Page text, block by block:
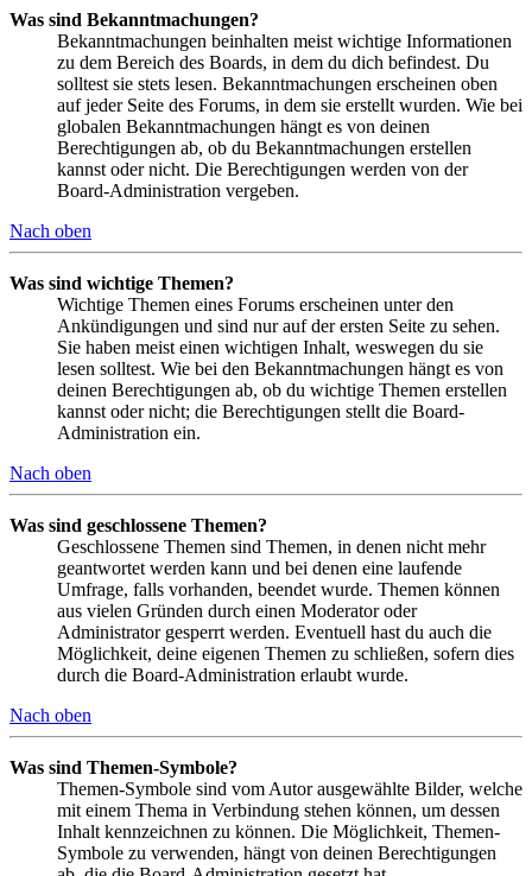
Was sind Bekanntmachungen?
Bekanntmachungen beinhalten meist wichtige Informationen
zu dem Bereich des Boards, in dem du dich befindest. Du
solltest sie stets lesen. Bekanntmachungen erscheinen oben
auf jeder Seite des Forums, in dem sie erstellt wurden. Wie bei
globalen Bekanntmachungen hängt es von deinen
Berechtigungen ab, ob du Bekanntmachungen erstellen
kannst oder nicht. Die Berechtigungen werden von der
Board-Administration vergeben.
Nach oben
Was sind wichtige Themen?
Wichtige Themen eines Forums erscheinen unter den
Ankündigungen und sind nur auf der ersten Seite zu sehen.
Sie haben meist einen wichtigen Inhalt, weswegen du sie
lesen solltest. Wie bei den Bekanntmachungen hängt es von
deinen Berechtigungen ab, ob du wichtige Themen erstellen
kannst oder nicht; die Berechtigungen stellt die Board-
Administration ein.
Nach oben
Was sind geschlossene Themen?
Geschlossene Themen sind Themen, in denen nicht mehr
geantwortet werden kann und bei denen eine laufende
Umfrage, falls vorhanden, beendet wurde. Themen können
aus vielen Gründen durch einen Moderator oder
Administrator gesperrt werden. Eventuell hast du auch die
Möglichkeit, deine eigenen Themen zu schließen, sofern dies
durch die Board-Administration erlaubt wurde.
Nach oben
Was sind Themen-Symbole?
Themen-Symbole sind vom Autor ausgewählte Bilder, welche
mit einem Thema in Verbindung stehen können, um dessen
Inhalt kennzeichnen zu können. Die Möglichkeit, Themen-
Symbole zu verwenden, hängt von deinen Berechtigungen